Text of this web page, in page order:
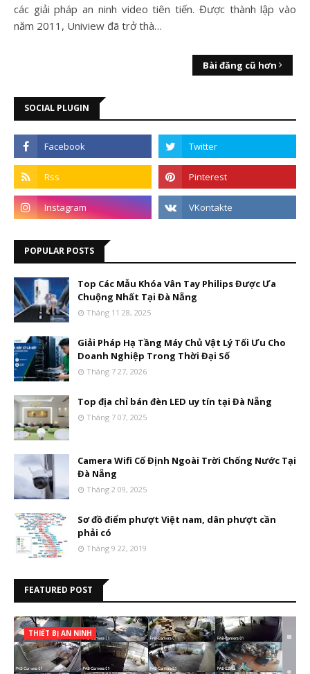
các giải pháp an ninh video tiên tiến. Được thành lập vào
năm 2011, Uniview đã trở thà…
Bài đăng cũ hơn
SOCIAL PLUGIN
POPULAR POSTS
Top Các Mẫu Khóa Vân Tay Philips Được Ưa
Chuộng Nhất Tại Đà Nẵng
Tháng 11 28, 2025
Giải Pháp Hạ Tầng Máy Chủ Vật Lý Tối Ưu Cho
Doanh Nghiệp Trong Thời Đại Số
Tháng 7 27, 2026
Top địa chỉ bán đèn LED uy tín tại Đà Nẵng
Tháng 7 07, 2025
Camera Wifi Cố Định Ngoài Trời Chống Nước Tại
Đà Nẵng
Tháng 2 09, 2025
Sơ đồ điểm phượt Việt nam, dân phượt cần
phải có
Tháng 9 22, 2019
FEATURED POST
THIẾT BỊ AN NINH